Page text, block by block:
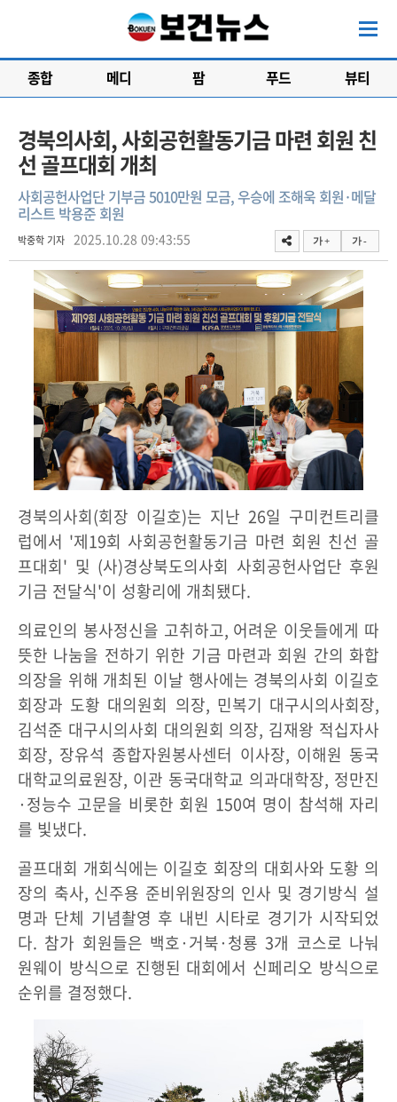
종합 메디 팜 푸드 뷰티
경북의사회, 사회공헌활동기금 마련 회원 친
선 골프대회 개최
사회공헌사업단 기부금 5010만원 모금, 우승에 조해욱 회원·메달
리스트 박용준 회원
박중학 기자 2025.10.28 09:43:55 가 + 가 -
경북의사회(회장 이길호)는 지난 26일 구미컨트리클
럽에서 '제19회 사회공헌활동기금 마련 회원 친선 골
프대회' 및 (사)경상북도의사회 사회공헌사업단 후원
기금 전달식'이 성황리에 개최됐다.
의료인의 봉사정신을 고취하고, 어려운 이웃들에게 따
뜻한 나눔을 전하기 위한 기금 마련과 회원 간의 화합
의장을 위해 개최된 이날 행사에는 경북의사회 이길호
회장과 도황 대의원회 의장, 민복기 대구시의사회장,
김석준 대구시의사회 대의원회 의장, 김재왕 적십자사
회장, 장유석 종합자원봉사센터 이사장, 이해원 동국
대학교의료원장, 이관 동국대학교 의과대학장, 정만진
·정능수 고문을 비롯한 회원 150여 명이 참석해 자리
를 빛냈다.
골프대회 개회식에는 이길호 회장의 대회사와 도황 의
장의 축사, 신주용 준비위원장의 인사 및 경기방식 설
명과 단체 기념촬영 후 내빈 시타로 경기가 시작되었
다. 참가 회원들은 백호·거북·청룡 3개 코스로 나눠
원웨이 방식으로 진행된 대회에서 신페리오 방식으로
순위를 결정했다.